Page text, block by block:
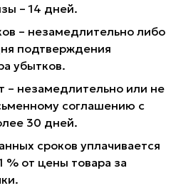
– 14 дней.
– незамедлительно либо
подтверждения
убытков.
– незамедлительно или не
соглашению с
30 дней.
сроков уплачивается
% от цены товара за